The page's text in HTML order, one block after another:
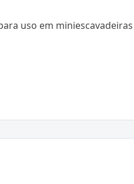
uso em